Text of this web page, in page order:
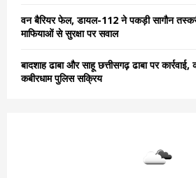
वन बैरियर फेल, डायल-112 ने पकड़ी सागौन
माफियाओं से सुरक्षा पर सवाल
बादशाह ढाबा और साहू छत्तीसगढ़ ढाबा पर
कबीरधाम पुलिस सक्रिय